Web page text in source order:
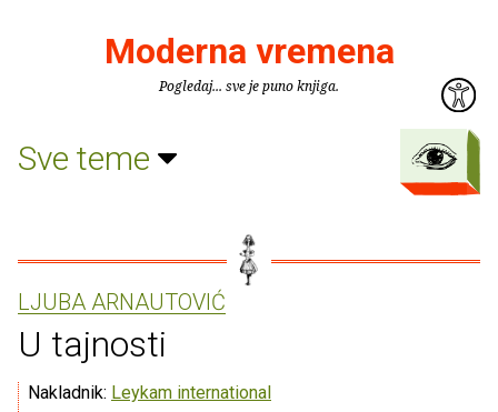
Moderna vremena
Pogledaj... sve je puno knjiga.
Sve teme
LJUBA ARNAUTOVIĆ
U tajnosti
Nakladnik: Leykam international